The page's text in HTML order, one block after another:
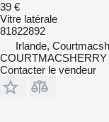
39 €
Vitre latérale
81822892
Irlande,
Contacter le vendeur